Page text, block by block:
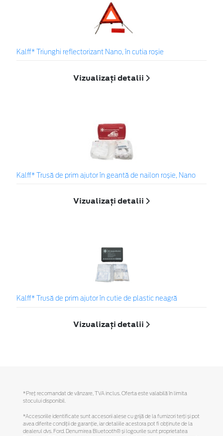
Kalff* Triunghi reflectorizant Nano, în cutia roșie
Vizualizați detalii
Kalff* Trusă de prim ajutor în geantă de nailon roșie, Nano
Vizualizați detalii
Kalff* Trusă de prim ajutor în cutie de plastic neagră
Vizualizați detalii
*Preţ recomandat de vânzare, TVA inclus. Oferta este valabilă în limita
stocului disponibil.
*Accesoriile identificate sunt accesorii alese cu grijă de la furnizori terți și pot
avea diferite condiții de garanție, iar detaliile acestora pot fi obținute de la
dealerul dvs. Ford. Denumirea Bluetooth® și logourile sunt proprietatea